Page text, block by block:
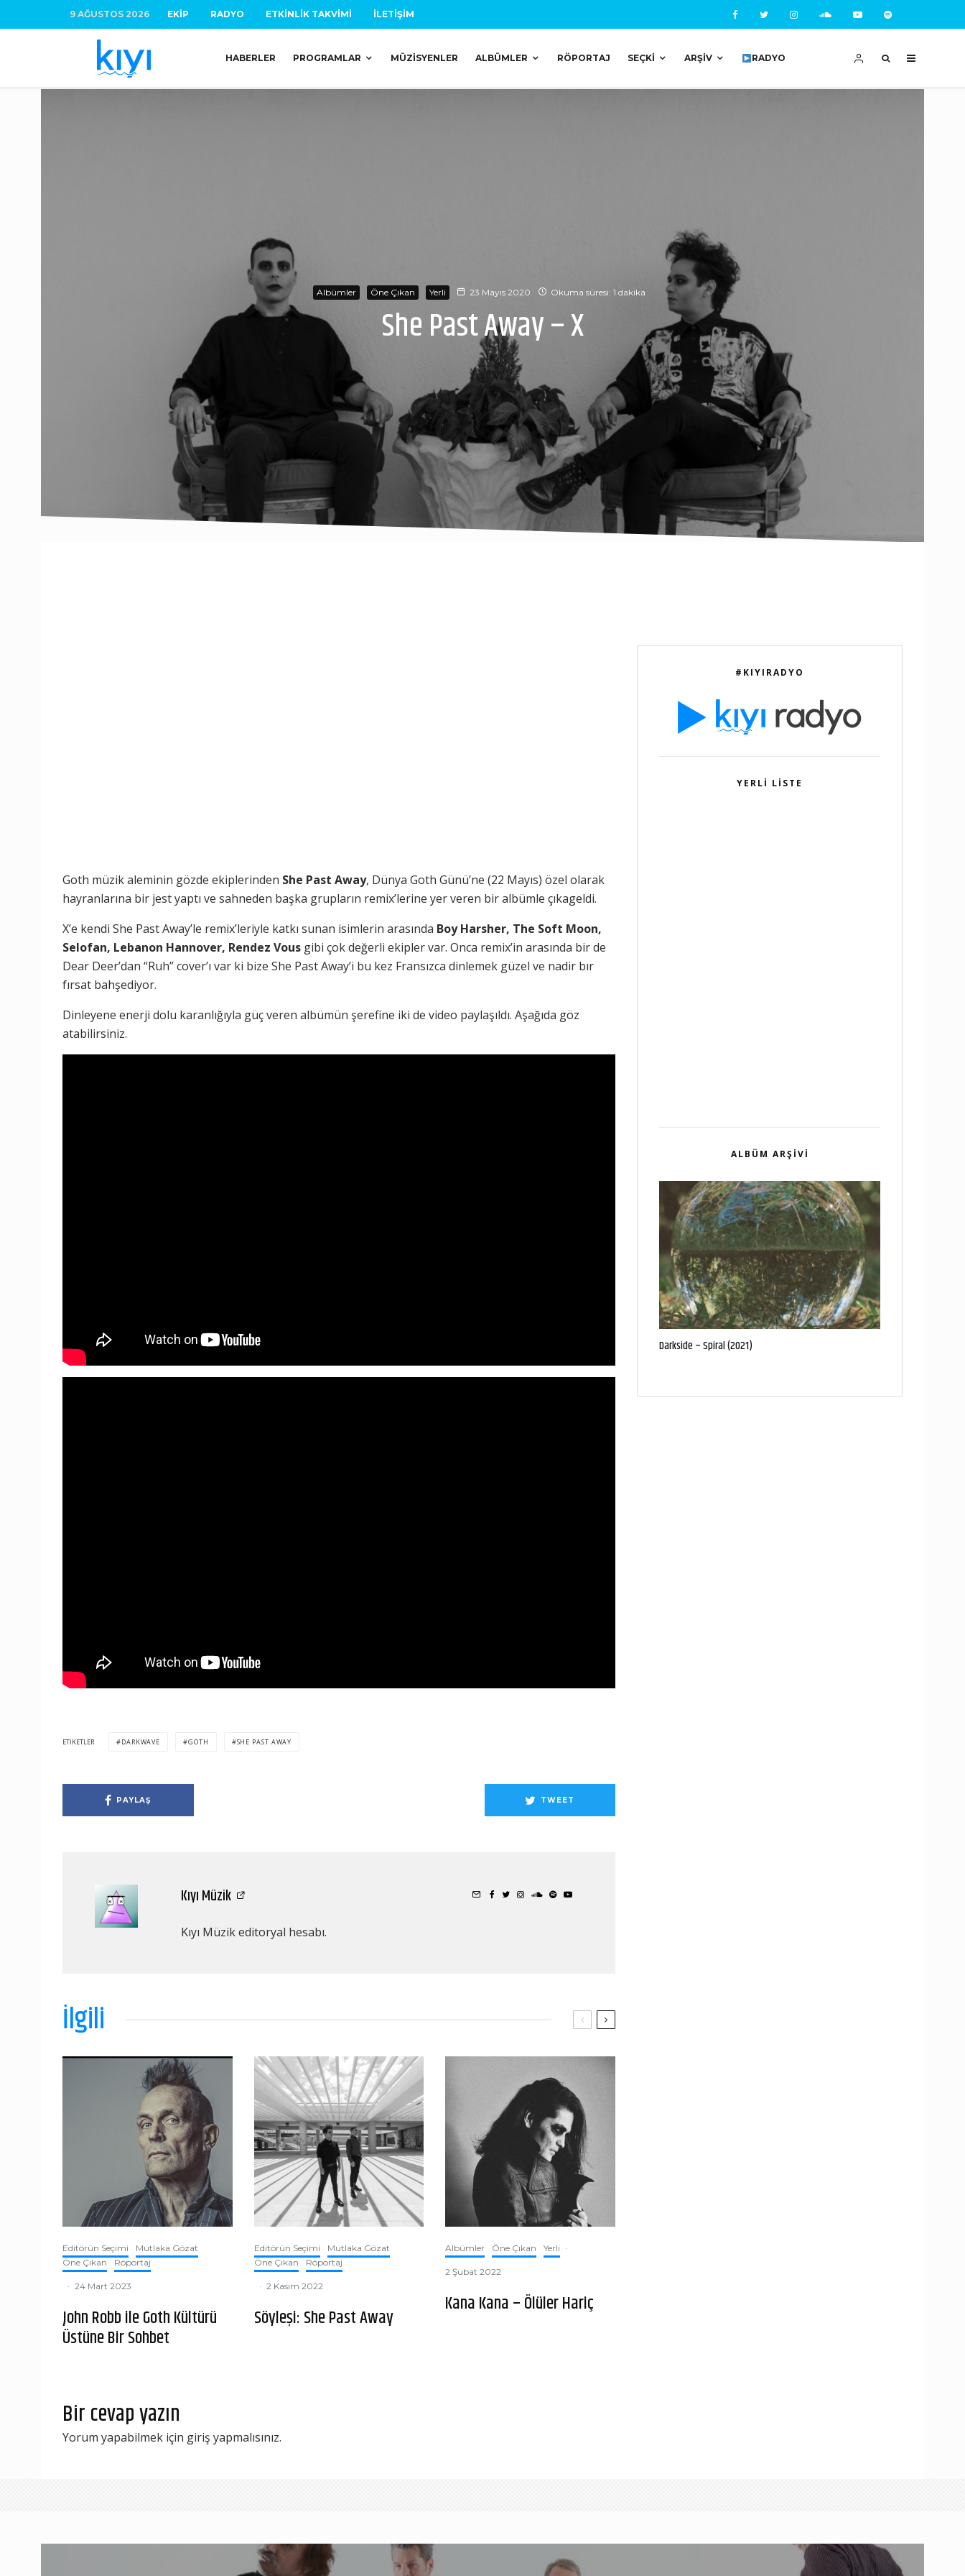
9 AĞUSTOS 2026 EKIP RADYO ETKINLIK TAKVIMI İLETIŞIM
HABERLER PROGRAMLAR MÜZISYENLER ALBÜMLER RÖPORTAJ SEÇKI ARŞIV RADYO
Albümler Öne Çıkan Yerli 23 Mayıs 2020 Okuma süresi: 1 dakika
She Past Away – X
Goth müzik aleminin gözde ekiplerinden She Past Away, Dünya Goth Günü’ne (22 Mayıs) özel olarak
hayranlarına bir jest yaptı ve sahneden başka grupların remix’lerine yer veren bir albümle çıkageldi.
X’e kendi She Past Away’le remix’leriyle katkı sunan isimlerin arasında Boy Harsher, The Soft Moon,
Selofan, Lebanon Hannover, Rendez Vous gibi çok değerli ekipler var. Onca remix’in arasında bir de
Dear Deer’dan “Ruh” cover’ı var ki bize She Past Away’i bu kez Fransızca dinlemek güzel ve nadir bır
fırsat bahşediyor.
Dinleyene enerji dolu karanlığıyla güç veren albümün şerefine iki de video paylaşıldı. Aşağıda göz
atabilirsiniz.
ETIKETLER DARKWAVE GOTH SHE PAST AWAY
PAYLAŞ TWEET
Kıyı Müzik
Kıyı Müzik editoryal hesabı.
İlgili
Editörün Seçimi
Mutlaka Gözat
Öne Çıkan
Röportaj
· 24 Mart 2023
John Robb ile Goth Kültürü
Üstüne Bir Sohbet
Editörün Seçimi
Mutlaka Gözat
Öne Çıkan
Röportaj
· 2 Kasım 2022
Söyleşi: She Past Away
Albümler Öne Çıkan Yerli ·
2 Şubat 2022
Kana Kana – Ölüler Hariç
Bir cevap yazın
Yorum yapabilmek için giriş yapmalısınız.
#KIYIRADYO
YERLI LISTE
ALBÜM ARŞIVI
Darkside – Spiral (2021)